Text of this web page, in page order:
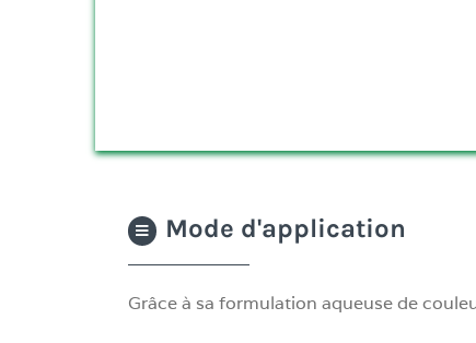
Mode d'application
Grâce à sa formulation aqueuse de